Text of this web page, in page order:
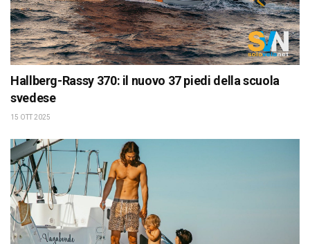
Hallberg-Rassy 370: il nuovo 37 piedi della scuola
svedese
15 OTT 2025